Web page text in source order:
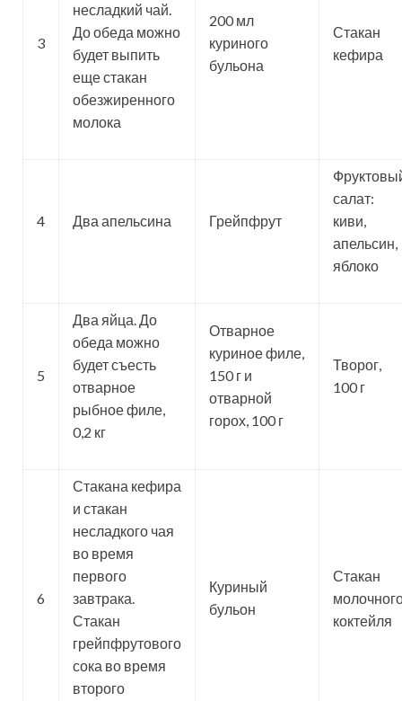
3
несладкий чай.
До обеда можно
будет выпить
еще стакан
обезжиренного
молока
200 мл
куриного
бульона
Стакан
кефира
4 Два апельсина Грейпфрут
салат:
киви,
апельсин,
яблоко
5
Два яйца. До
обеда можно
будет съесть
отварное
рыбное филе,
0,2 кг
Отварное
куриное филе,
150 г и
отварной
горох, 100 г
Творог,
100 г
6
Стакана кефира
и стакан
несладкого чая
во время
первого
завтрака.
Стакан
грейпфрутового
сока во время
второго
Куриный
бульон
Стакан
коктейля